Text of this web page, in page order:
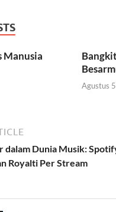
Manusia
Agustus
dalam Dunia Musik:
Royalti Per Stream